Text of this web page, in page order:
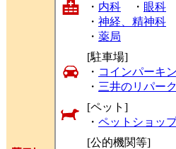
・ 内科 ・ 眼科
・ 神経、精神科
・ 薬局
[駐車場]
・ コインパーキ
・ 三井のリパーク
[ペット]
・ ペットショッ
[公的機関等]